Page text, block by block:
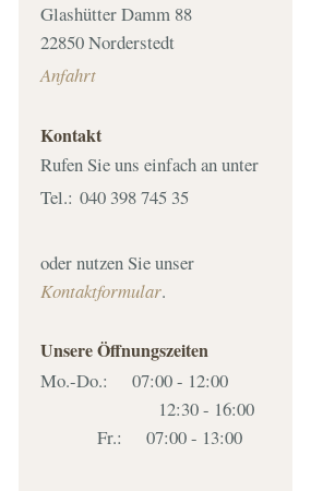
Glashütter Damm 88
22850 Norderstedt
Anfahrt
Kontakt
Rufen Sie uns einfach an unter
Tel.: 040 398 745 35
oder nutzen Sie unser
Kontaktformular.
Unsere Öffnungszeiten
Mo.-Do.: 07:00 - 12:00
12:30 - 16:00
Fr.: 07:00 - 13:00